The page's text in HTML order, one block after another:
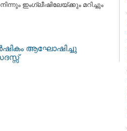
ഇംഗ്ലീഷിലേയ്ക്കും മറിച്ചും
ആഘോഷിച്ചു